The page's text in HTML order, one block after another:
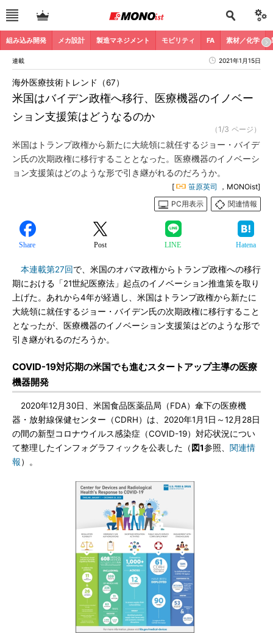
組み込み開発 メカ設計 製造マネジメント モビリティ FA 素材／化学
連載 2021年1月15日
米国はバイデン政権へ移行、医療機器のイノベー
ション支援策はどうなるのか
海外医療技術トレンド（67）
（1/3 ページ）
米国はトランプ政権から新たに大統領に就任するジョー・バイデ
ン氏の次期政権に移行することとなった。医療機器のイノベーシ
ョン支援策はどのような形で引き継がれるのだろうか。
[ 笹原英司
，MONOist]
PC用表示
関連情報
Share Post LINE Hatena
本連載第27回で、米国のオバマ政権からトランプ政権への移行
期における「21世紀医療法」起点のイノベーション推進策を取り
上げた。あれから4年が経過し、米国はトランプ政権から新たに
大統領に就任するジョー・バイデン氏の次期政権に移行すること
となったが、医療機器のイノベーション支援策はどのような形で
引き継がれるのだろうか。
COVID-19対応期の米国でも進むスタートアップ主導の医療
機器開発
2020年12月30日、米国食品医薬品局（FDA）傘下の医療機
器・放射線保健センター（CDRH）は、2020年1月1日～12月28日
の間の新型コロナウイルス感染症（COVID-19）対応状況につい
て整理したインフォグラフィックを公表した（ 図1参照、 関連情
報）。